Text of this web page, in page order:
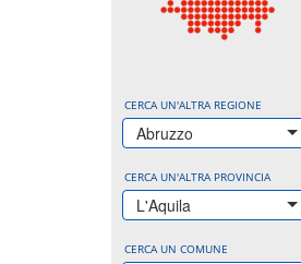
CERCA UN'ALTRA REGIONE
Abruzzo
CERCA UN'ALTRA PROVINCIA
L'Aquila
CERCA UN COMUNE